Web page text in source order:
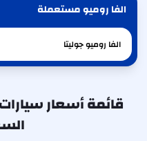
الفا روميو مستعملة
الفا روميوجوليتا
قائمة أسعار